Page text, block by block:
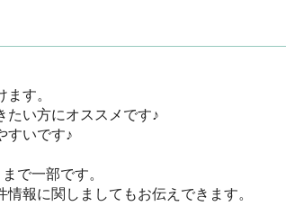
す。
たい方にオススメです♪
すいです♪
で一部です。
報に関しましてもお伝えできます。